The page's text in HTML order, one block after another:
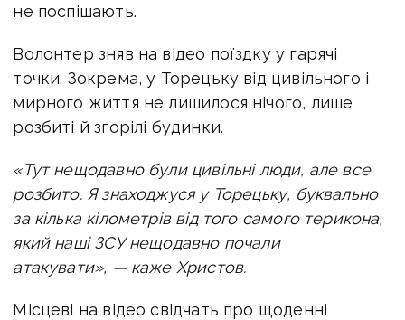
не поспішають.
Волонтер зняв на відео поїздку у гарячі
точки. Зокрема, у Торецьку від цивільного і
мирного життя не лишилося нічого, лише
розбиті й згорілі будинки.
«Тут нещодавно були цивільні люди, але все
розбито. Я знаходжуся у Торецьку, буквально
за кілька кілометрів від того самого терикона,
який наші ЗСУ нещодавно почали
атакувати», — каже Христов.
Місцеві на відео свідчать про щоденні